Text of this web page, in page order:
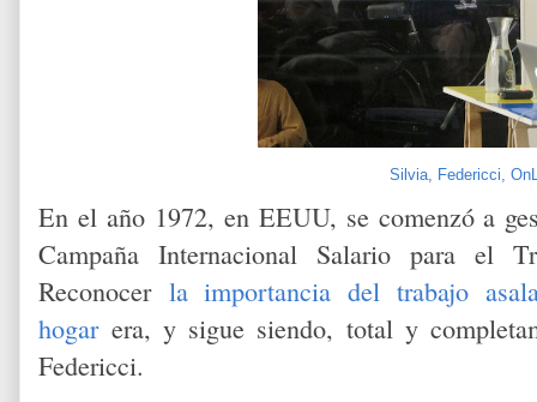
Silvia, Federicci,
En el año 1972, en EEUU, se comenzó a
Campaña Internacional Salario para el
Reconocer la importancia del trabajo
hogarera, y sigue siendo, total y
Federicci.